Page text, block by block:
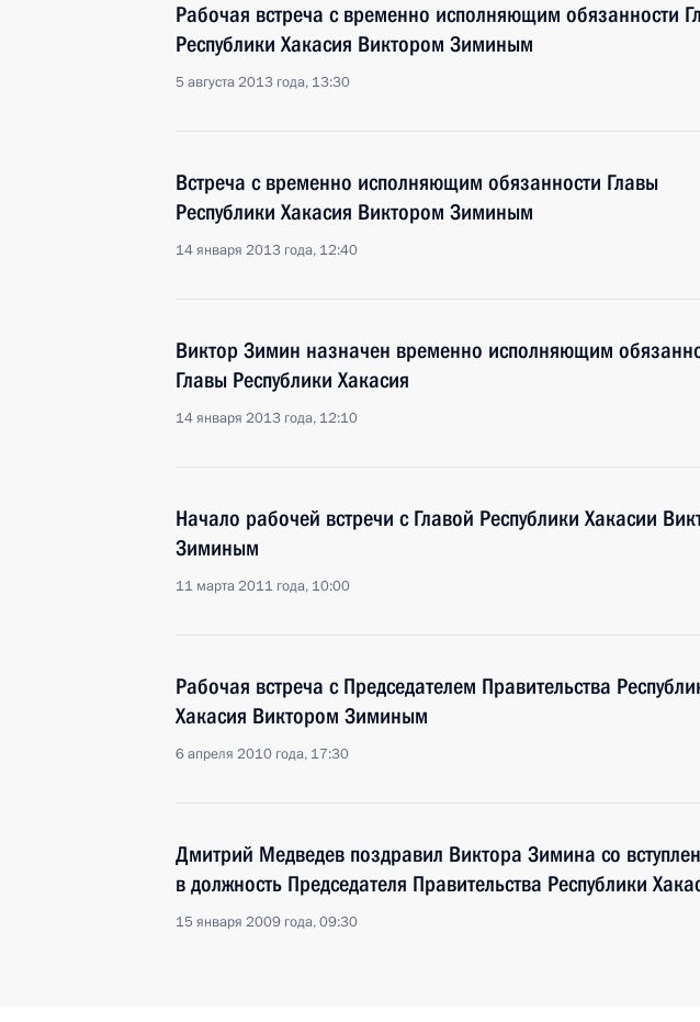
Рабочая встреча с временно исполняющим обязанности
Республики Хакасия Виктором Зиминым
5 августа 2013 года, 13:30
Встреча с временно исполняющим обязанности Главы
Республики Хакасия Виктором Зиминым
14 января 2013 года, 12:40
Виктор Зимин назначен временно исполняющим
Главы Республики Хакасия
14 января 2013 года, 12:10
Начало рабочей встречи с Главой Республики Хакасии
Зиминым
11 марта 2011 года, 10:00
Рабочая встреча с Председателем Правительства
Хакасия Виктором Зиминым
6 апреля 2010 года, 17:30
Дмитрий Медведев поздравил Виктора Зимина со
в должность Председателя Правительства Республики
15 января 2009 года, 09:30